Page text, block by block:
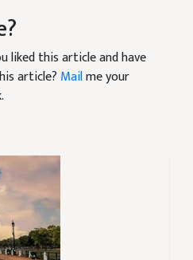
liked this article and have
article? Mailme your